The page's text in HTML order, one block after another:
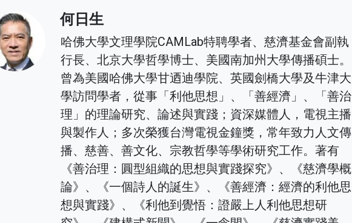
何日生
哈佛大學文理學院CAMLab特聘學者、慈濟基金會副執
行長、北京大學哲學博士、美國南加州大學傳播碩士。
曾為美國哈佛大學甘迺迪學院、英國劍橋大學及牛津大
學訪問學者，從事「利他思想」、「善經濟」、「善治
理」的理論研究、論述與實踐；資深媒體人，電視主播
與製作人；多次榮獲台灣電視金鐘獎，常年致力人文傳
播、慈善、善文化、宗教哲學等學術研究工作。著有
《善治理：圓型組織的思想與實踐探究》、《慈濟學概
論》、《一個詩人的誕生》、《善經濟：經濟的利他思
想與實踐》、《利他到覺悟：證嚴上人利他思想研